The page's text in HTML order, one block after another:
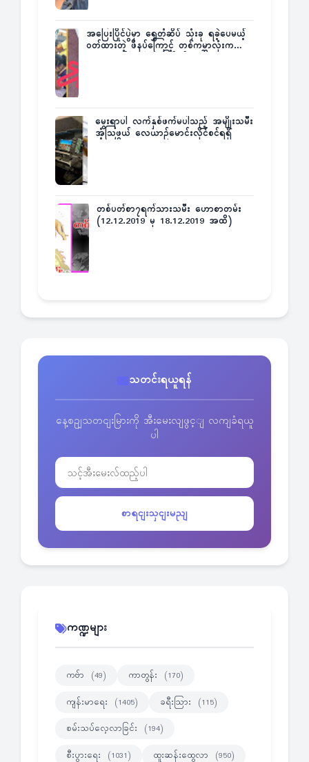
အပြေးပြိုင်ပွဲမှာ ရွှေတံဆိပ် သုံးခု ရခဲ့ပေမယ့်
ဝတ်ထားတဲ့ ဖိနပ်ကြောင့် တစ်ကမ္ဘာလုံးက
မွေးရာပါ လက်နှစ်ဖက်မပါသည့် အမျိုးသမီး
အံ့သြဖွယ် လေယာဉ်မောင်းလိုင်စင်ရရှိ
တစ်ပတ်စာ၇ရက်သားသမီး ဟောစာတမ်း
(12.12.2019 မှ 18.12.2019 အထိ)
သတင်းရယူရန်
နေ့စဥျသတငျးမြားကို အီးမေးလျဖွင့ျ လကျခံရယူ
ပါ
စာရငျးသှငျးမညျ
ကဏ္ဍများ
ကဗ်ာ (49) ကာတွန်း (170)
ကျန်းမာရေး (1405) ခရီးသြား (115)
စမ်းသပ်လေ့လာခြင်း (194)
စီးပွားရေး (1031) ထူးဆန်းထွေလာ (950)